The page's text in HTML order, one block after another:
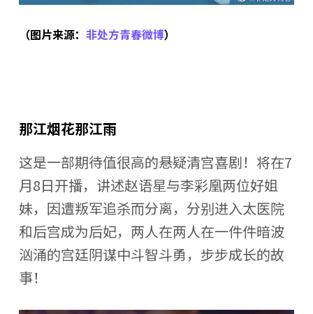
（图片来源： 非处方青春微博）
那江烟花那江雨
这是一部期待值很高的悬疑清宫喜剧！将在7
月8日开播，讲述赵语星与李彩凰两位好姐
妹，因遭叛军追杀而分离，分别进入太医院
和后宫成为后妃，两人在两人在一件件暗波
汹涌的宫廷阴谋中斗智斗勇，步步成长的故
事！